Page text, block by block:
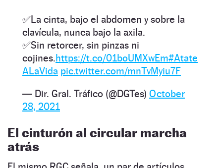
✅La cinta, bajo el abdomen y sobre la
clavícula, nunca bajo la axila.
✅Sin retorcer, sin pinzas ni
cojines.https://t.co/01boUMXwEm#Atate
ALaVida pic.twitter.com/mnTvMyiu7F
— Dir. Gral. Tráfico (@DGTes) October
28, 2021
El cinturón al circular marcha
atrás